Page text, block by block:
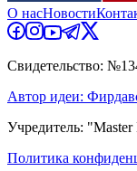
О насНовости
Свидетельство:
Автор идеи:
Учредитель: "Master
Политика